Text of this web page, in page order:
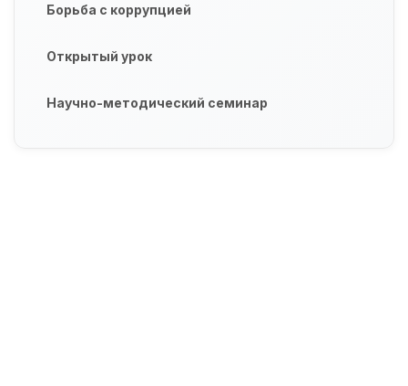
Борьба с коррупцией
Открытый урок
Научно-методический семинар